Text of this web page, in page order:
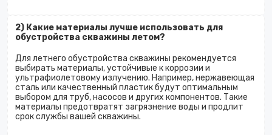
2) Какие материалы лучше использовать для
обустройства скважины летом?
Для летнего обустройства скважины рекомендуется
выбирать материалы, устойчивые к коррозии и
ультрафиолетовому излучению. Например, нержавеющая
сталь или качественный пластик будут оптимальным
выбором для труб, насосов и других компонентов. Такие
материалы предотвратят загрязнение воды и продлит
срок службы вашей скважины.